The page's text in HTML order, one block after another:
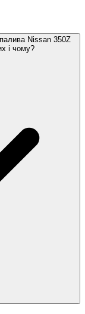
Nissan 350Z
і чому?